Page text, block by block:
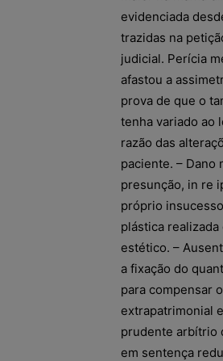
evidenciada
trazidas na
judicial. Perícia
afastou a
prova de que o
tenha variado ao
razão das
paciente. – Dano
presunção, in re
próprio
plástica
estético. –
a fixação do
para compensar
extrapatrimonial
prudente arbítrio
em sentença